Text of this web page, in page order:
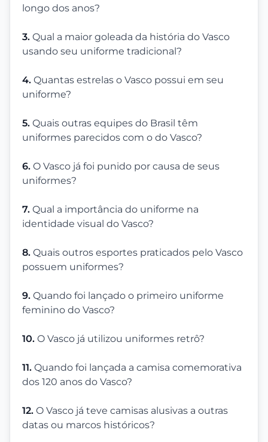
longo dos anos?
3. Qual a maior goleada da história do Vasco
usando seu uniforme tradicional?
4. Quantas estrelas o Vasco possui em seu
uniforme?
5. Quais outras equipes do Brasil têm
uniformes parecidos com o do Vasco?
6. O Vasco já foi punido por causa de seus
uniformes?
7. Qual a importância do uniforme na
identidade visual do Vasco?
8. Quais outros esportes praticados pelo Vasco
possuem uniformes?
9. Quando foi lançado o primeiro uniforme
feminino do Vasco?
10. O Vasco já utilizou uniformes retrô?
11. Quando foi lançada a camisa comemorativa
dos 120 anos do Vasco?
12. O Vasco já teve camisas alusivas a outras
datas ou marcos históricos?